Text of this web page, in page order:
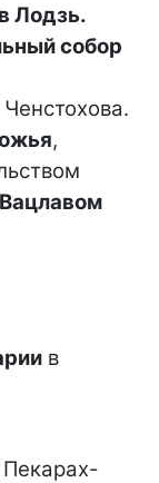
Лодзь.
собор
Ченстохова.
,
Вацлавом
в
Пекарах-